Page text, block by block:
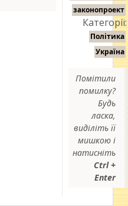
законопроект
Категорії:
Політика
Україна
Помітили
помилку?
Будь
ласка,
виділіть її
мишкою і
натисніть
Ctrl +
Enter